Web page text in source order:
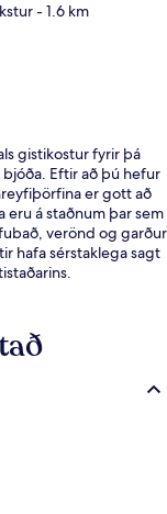
- 1.6 km
gistikostur fyrir þá
bjóða. Eftir að þú hefur
er gott að
eru á staðnum þar sem
verönd og garður
hafa sérstaklega sagt